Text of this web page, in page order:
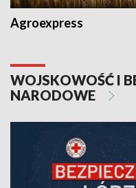
Agroexpress
WOJSKOWOŚĆ I
NARODOWE